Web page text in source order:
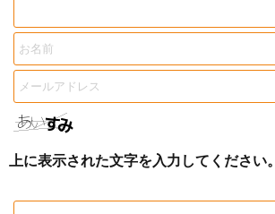
上に表示された文字を入力してください。